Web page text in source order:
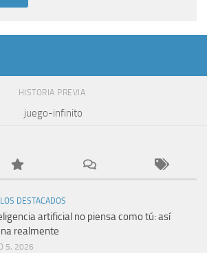
HISTORIA PREVIA
juego-infinito
DESTACADOS
artificial no piensa como tú: así
realmente
5, 2026